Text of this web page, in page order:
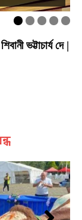
ভট্টাচার্য দে |